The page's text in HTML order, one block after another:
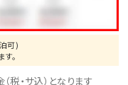
車で約60分
可)
。
・サ込）となります